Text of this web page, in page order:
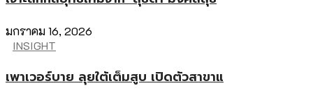
มกราคม 16, 2026
INSIGHT
เพาเวอร์บาย ลุยใต้เต็มสูบ เปิดตัวสาขาแ